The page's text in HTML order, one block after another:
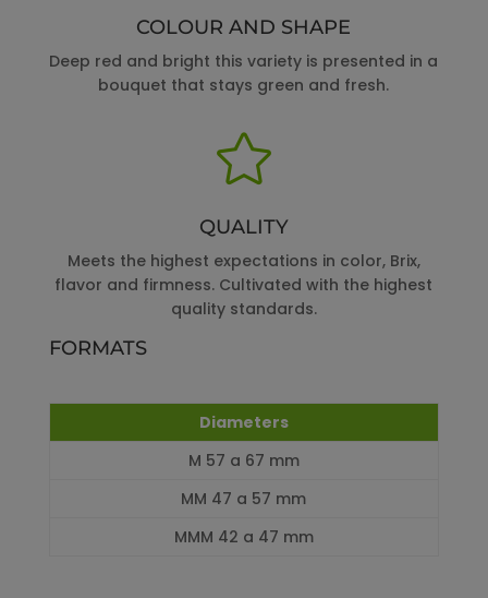
COLOUR AND SHAPE
Deep red and bright this variety is presented in a
bouquet that stays green and fresh.

QUALITY
Meets the highest expectations in color, Brix,
flavor and firmness. Cultivated with the highest
quality standards.
FORMATS
Diameters
M 57 a 67 mm
MM 47 a 57 mm
MMM 42 a 47 mm